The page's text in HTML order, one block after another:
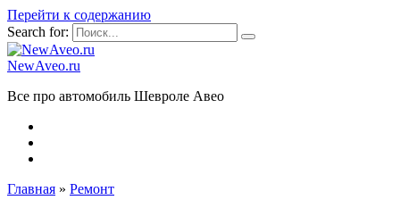
Перейти к содержанию
Search for:
NewAveo.ru
Все про автомобиль Шевроле Авео
Главная » Ремонт